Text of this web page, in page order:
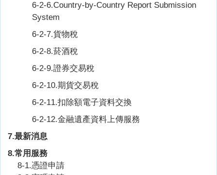
6-2-6.Country-by-Country Report Submission
System
6-2-7.貨物稅
6-2-8.菸酒稅
6-2-9.證券交易稅
6-2-10.期貨交易稅
6-2-11.扣除額電子資料交換
6-2-12.金融遺產資料上傳服務
7.最新消息
8.常用服務
8-1.憑證申請